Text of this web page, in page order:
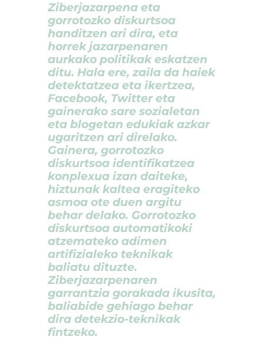
Ziberjazarpena eta
gorrotozko diskurtsoa
handitzen ari dira, eta
horrek jazarpenaren
aurkako politikak eskatzen
ditu. Hala ere, zaila da haiek
detektatzea eta ikertzea,
Facebook, Twitter eta
gainerako sare sozialetan
eta blogetan edukiak azkar
ugaritzen ari direlako.
Gainera, gorrotozko
diskurtsoa identifikatzea
konplexua izan daiteke,
hiztunak kaltea eragiteko
asmoa ote duen argitu
behar delako. Gorrotozko
diskurtsoa automatikoki
atzemateko adimen
artifizialeko teknikak
baliatu dituzte.
Ziberjazarpenaren
garrantzia gorakada ikusita,
baliabide gehiago behar
dira detekzio-teknikak
fintzeko.